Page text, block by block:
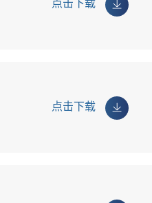
点击下载
点击下载